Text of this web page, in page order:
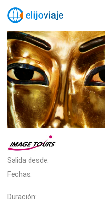
Salida desde:
Fechas:
Duración: